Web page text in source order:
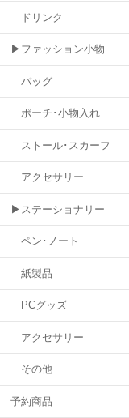
ドリンク
▶ファッション小物
バッグ
ポーチ･小物入れ
ストール･スカーフ
アクセサリー
▶ステーショナリー
ペン･ノート
紙製品
PCグッズ
アクセサリー
その他
予約商品